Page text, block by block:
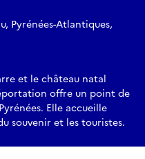
Pyrénées-Atlantiques,
et le château natal
offre un point de
Elle accueille
souvenir et les touristes.